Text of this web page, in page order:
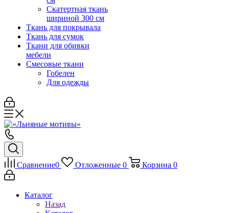
Скатертная ткань
шириной 300 см
Ткань для покрывала
Ткань для сумок
Ткани для обивки
мебели
Смесовые ткани
Гобелен
Для одежды
Сравнение0 Отложенные 0 Корзина 0
Каталог
Назад